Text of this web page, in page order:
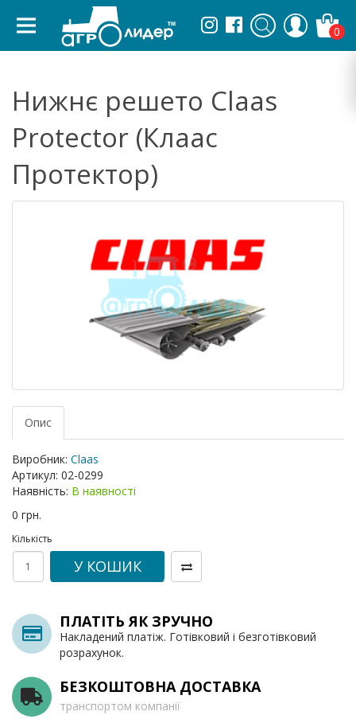
0
Нижнє решето Claas
Protector (Клаас
Протектор)
Опис
Виробник: Claas
Артикул: 02-0299
Наявність: В наявності
0 грн.
Кількість
У КОШИК
ПЛАТІТЬ ЯК ЗРУЧНО
Накладений платіж. Готівковий і безготівковий
розрахунок.
БЕЗКОШТОВНА ДОСТАВКА
транспортом компанії